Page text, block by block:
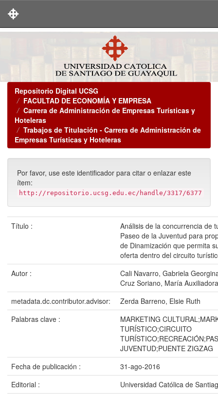
Repositorio Digital UCSG
FACULTAD DE ECONOMÍA Y EMPRESA
Carrera de Administración de Empresas Turísticas y
Hoteleras
Trabajos de Titulación - Carrera de Administración de
Empresas Turísticas y Hoteleras
Por favor, use este identificador para citar o enlazar este
ítem:
http://repositorio.ucsg.edu.ec/handle/3317/6377
Título :
Análisis de la concurrencia de
Paseo de la Juventud para
de Dinamización que permita
oferta dentro del circuito
Autor :
Cali Navarro, Gabriela
Cruz Soriano, María Auxiliadora
metadata.dc.contributor.advisor:
Zerda Barreno, Elsie Ruth
Palabras clave :
MARKETING
TURÍSTICO;CIRCUITO
JUVENTUD;PUENTE ZIGZAG
Fecha de publicación :
31-ago-2016
Editorial :
Universidad Católica de